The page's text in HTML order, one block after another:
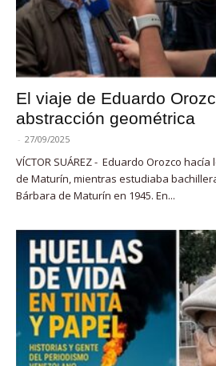
El viaje de Eduardo
abstracción geométrica
- 27/09/2025
VÍCTOR SUÁREZ - Eduardo Orozco
de Maturín, mientras estudiaba
Bárbara de Maturín en 1945. En...